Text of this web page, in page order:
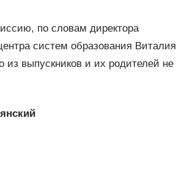
по словам директора
систем образования Виталия
из выпускников и их родителей не